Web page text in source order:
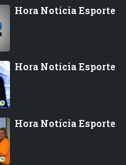
Hora Notícia Esporte
Hora Notícia Esporte
Hora Notícia Esporte